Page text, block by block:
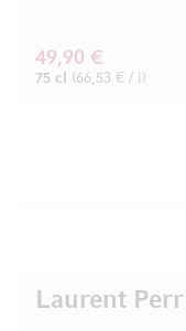
49,90 €
75 cl (66,53 € / l)
Laurent